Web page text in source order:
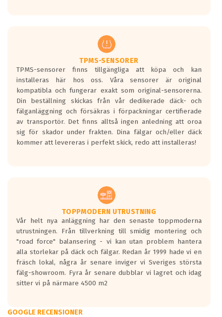
regelverket som introduceras år 2016.
Ett däck med två svarta vågor är redan
godkända för år 2016 nya regelverk.
Ett däck med en svart våg kommer vara
minst tre decibel tystare än det
regelverk som börjar gälla 2016.
TPMS-SENSORER
TPMS-sensorer finns tillgängliga att köpa och kan
installeras här hos oss. Våra sensorer är original
kompatibla och fungerar exakt som original-sensorerna.
Din beställning skickas från vår dedikerade däck- och
fälganläggning och försäkras i förpackningar certifierade
av transportör. Det finns alltså ingen anledning att oroa
sig för skador under frakten. Dina fälgar och/eller däck
kommer att levereras i perfekt skick, redo att installeras!
TOPPMODERN UTRUSTNING
Vår helt nya anläggning har den senaste toppmoderna
utrustningen. Från tillverkning till smidig montering och
"road force" balansering - vi kan utan problem hantera
alla storlekar på däck och fälgar. Redan år 1999 hade vi en
fräsch lokal, några år senare inviger vi Sveriges största
fälg-showroom. Fyra år senare dubblar vi lagret och idag
sitter vi på närmare 4500 m2
GOOGLE RECENSIONER